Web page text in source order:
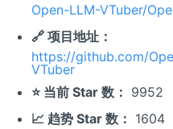
Open-LLM-VTuber/
🔗 项目地址：
https://github.com/
VTuber
⭐ 当前 Star 数： 9952
📈 趋势 Star 数： 1604